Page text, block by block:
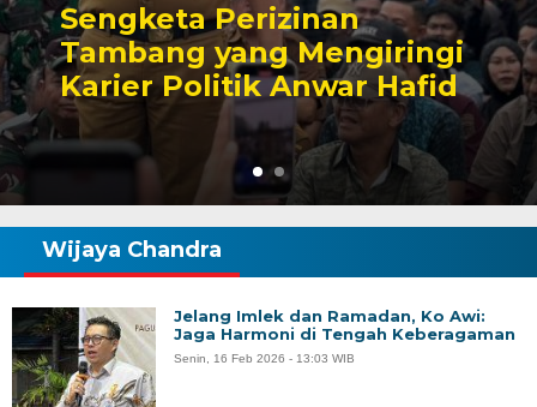
Sengketa Perizinan
Tambang yang Mengiringi
Karier Politik Anwar Hafid
Wijaya Chandra
Jelang Imlek dan Ramadan, Ko Awi:
Jaga Harmoni di Tengah Keberagaman
Senin, 16 Feb 2026 - 13:03 WIB